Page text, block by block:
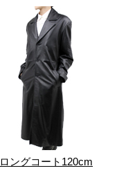
ロングコート120cm